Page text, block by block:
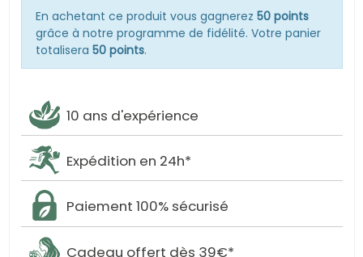
En achetant ce produit vous gagnerez 50 points
grâce à notre programme de fidélité. Votre panier
totalisera 50 points.
10 ans d'expérience
Expédition en 24h*
Paiement 100% sécurisé
Cadeau offert dès 39€*